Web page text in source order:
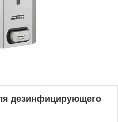
дезинфицирующего